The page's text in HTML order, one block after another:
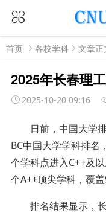
首页 各校学科 文章正
2025年长春理
2025-10-20 09:16
日前，中国大学
BC中国大学学科排名
个学科点进入C++及
个A++顶尖学科，覆
排名结果显示，